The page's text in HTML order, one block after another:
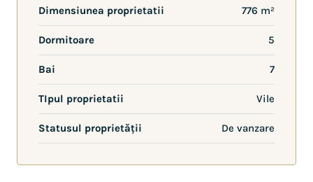
Dimensiunea proprietatii 776 m²
Dormitoare 5
Bai 7
TIpul proprietatii Vile
Statusul proprietății De vanzare